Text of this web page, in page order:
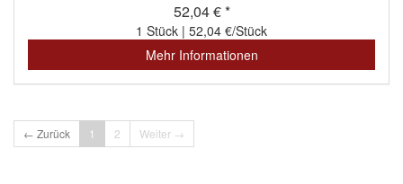
52,04 € *
1 Stück | 52,04 €/Stück
Mehr Informationen
← Zurück 1 2 Weiter →